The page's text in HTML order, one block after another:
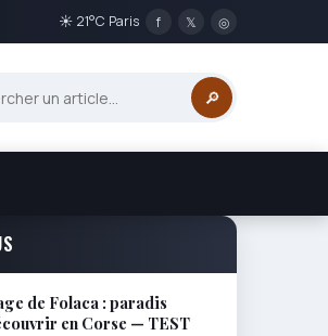
☀ 21°C Paris f 𝕏 ◎
🔎
de Folaca : paradis
en Corse — TEST